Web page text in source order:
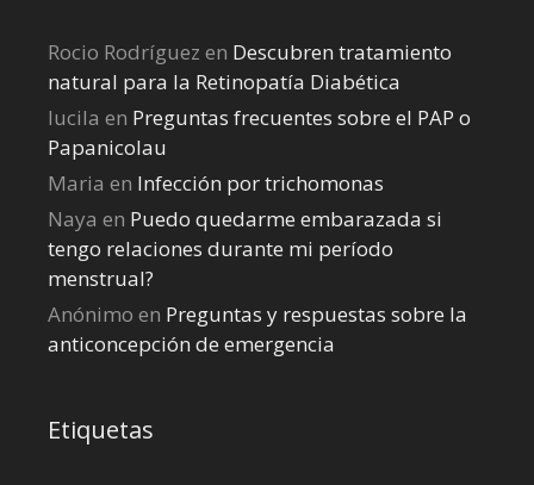
Rocio Rodríguez en Descubren tratamiento
natural para la Retinopatía Diabética
lucila en Preguntas frecuentes sobre el PAP o
Papanicolau
Maria en Infección por trichomonas
Naya en Puedo quedarme embarazada si
tengo relaciones durante mi perí­odo
menstrual?
Anónimo en Preguntas y respuestas sobre la
anticoncepción de emergencia
Etiquetas